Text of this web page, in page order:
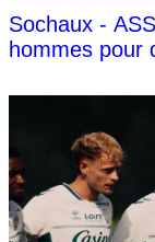
Sochaux -
hommes pour